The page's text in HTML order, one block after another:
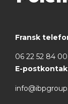
Fransk
06 22 52 84 00
E-